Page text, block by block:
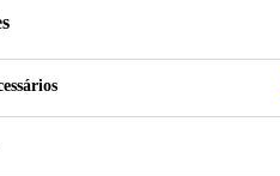
acrílicas e agregados
à exposição
vapor de água, permitindo a